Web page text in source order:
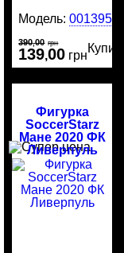
Модель:0013951
390,00 грн
139,00 грн
Купить
Фигурка
SoccerStarz
Мане 2020 ФК
Ливерпуль